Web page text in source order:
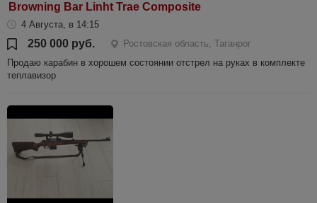
Browning Bar Linht Trae Composite
4 Августа, в 14:15
250 000 руб.
Ростовская область, Таганрог
Продаю карабин в хорошем состоянии отстрел на руках в комплекте
теплавизор